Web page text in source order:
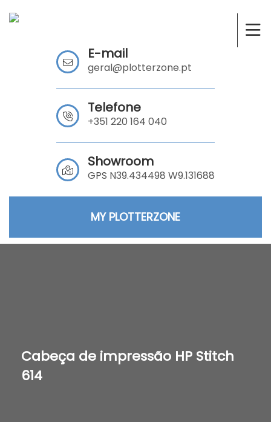
E-mail
geral@plotterzone.pt
Telefone
+351 220 164 040
Showroom
GPS N39.434498 W9.131688
MY PLOTTERZONE
Cabeça de impressão HP Stitch
614